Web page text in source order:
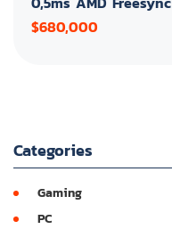
$680,000
Categories
Gaming
PC